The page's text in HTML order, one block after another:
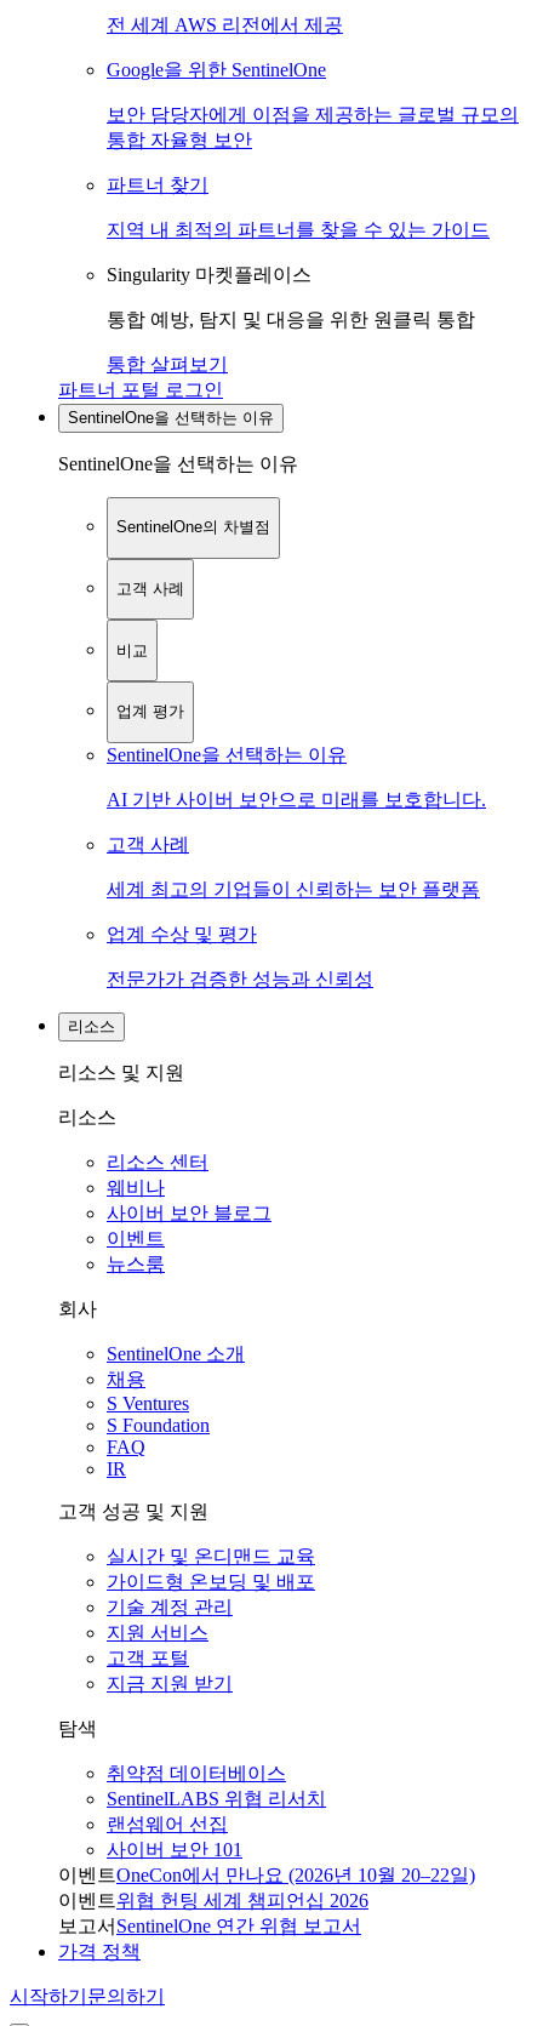
전 세계 AWS 리전에서 제공
Google을 위한 SentinelOne
보안 담당자에게 이점을 제공하는 글로벌 규모의
통합 자율형 보안
파트너 찾기
지역 내 최적의 파트너를 찾을 수 있는 가이드
Singularity 마켓플레이스
통합 예방, 탐지 및 대응을 위한 원클릭 통합
통합 살펴보기
파트너 포털 로그인
SentinelOne을 선택하는 이유
SentinelOne을 선택하는 이유
SentinelOne의 차별점
고객 사례
비교
업계 평가
SentinelOne을 선택하는 이유
AI 기반 사이버 보안으로 미래를 보호합니다.
고객 사례
세계 최고의 기업들이 신뢰하는 보안 플랫폼
업계 수상 및 평가
전문가가 검증한 성능과 신뢰성
리소스
리소스 및 지원
리소스
리소스 센터
웨비나
사이버 보안 블로그
이벤트
뉴스룸
회사
SentinelOne 소개
채용
S Ventures
S Foundation
FAQ
IR
고객 성공 및 지원
실시간 및 온디맨드 교육
가이드형 온보딩 및 배포
기술 계정 관리
지원 서비스
고객 포털
지금 지원 받기
탐색
취약점 데이터베이스
SentinelLABS 위협 리서치
랜섬웨어 선집
사이버 보안 101
이벤트OneCon에서 만나요 (2026년 10월 20–22일)
이벤트위협 헌팅 세계 챔피언십 2026
보고서 SentinelOne 연간 위협 보고서
가격 정책
시작하기 문의하기